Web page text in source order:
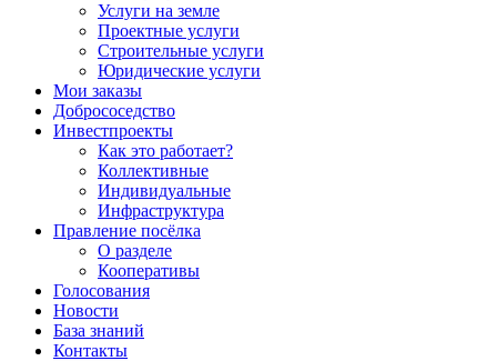
Услуги на земле
Проектные услуги
Строительные услуги
Юридические услуги
Мои заказы
Добрососедство
Инвестпроекты
Как это работает?
Коллективные
Индивидуальные
Инфраструктура
Правление посёлка
О разделе
Кооперативы
Голосования
Новости
База знаний
Контакты